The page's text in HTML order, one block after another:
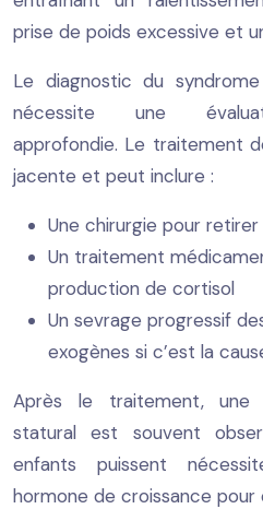
prise de poids excessive et
Le diagnostic du
nécessite une
approfondie. Le traitement
jacente et peut inclure :
Une chirurgie pour
Un traitement
production de cortisol
Un sevrage progressif
exogènes si c’est la
Après le traitement, une
statural est souvent
enfants puissent
hormone de croissance pour